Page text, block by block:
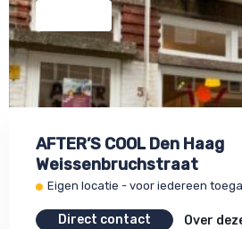
AFTER’S COOL Den Haag
Weissenbruchstraat
Eigen locatie - voor iedereen
Direct contact Over